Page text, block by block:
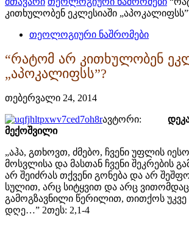
კითხულობენ ეკლესიაში
თეოლოგიური ნაშრომები
“რატომ არ კითხულობენ
„აპოკალიფსს”?
თებერვალი 24, 2014
ავტორი:
მექოშვილი
„აჰა, გთხოვთ, ძმებო, ჩვენი უფლის
მოსვლისა და მასთან ჩვენი შეკრების
არ შეიძრას თქვენი გონება და არ
სულით, არც სიტყვით და არც ვითომდაც
გამოგზავნილი წერილით, თითქოს
დღე…” 2თეს: 2,1-4